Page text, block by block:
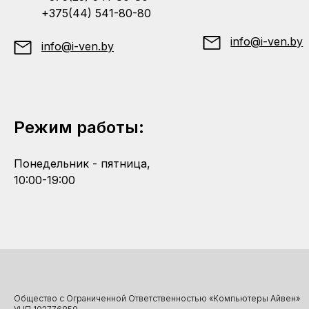
+375(44) 541-80-80
info@i-ven.by info@i-ven.by
Режим работы:
Понедельник - пятница,
10:00-19:00
Общество с Ограниченной Ответственностью «Компьютеры Айвен»